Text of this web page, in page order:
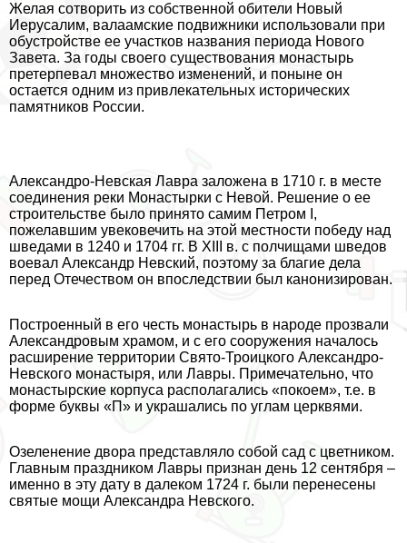
Желая сотворить из собственной обители Новый
Иерусалим, валаамские подвижники использовали при
обустройстве ее участков названия периода Нового
Завета. За годы своего существования монастырь
претерпевал множество изменений, и поныне он
остается одним из привлекательных исторических
памятников России.
Александро-Невская Лавра заложена в 1710 г. в месте
соединения реки Монастырки с Невой. Решение о ее
строительстве было принято самим Петром I,
пожелавшим увековечить на этой местности победу над
шведами в 1240 и 1704 гг. В XIII в. с полчищами шведов
воевал Александр Невский, поэтому за благие дела
перед Отечеством он впоследствии был канонизирован.
Построенный в его честь монастырь в народе прозвали
Александровым храмом, и с его сооружения началось
расширение территории Свято-Троицкого Александро-
Невского монастыря, или Лавры. Примечательно, что
монастырские корпуса располагались «покоем», т.е. в
форме буквы «П» и украшались по углам церквями.
Озеленение двора представляло собой сад с цветником.
Главным праздником Лавры признан день 12 сентября –
именно в эту дату в далеком 1724 г. были перенесены
святые мощи Александра Невского.